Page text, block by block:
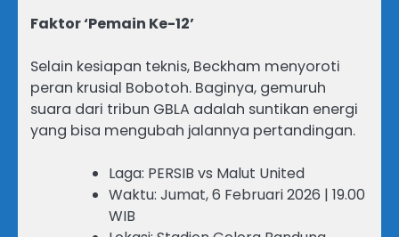
Faktor ‘Pemain Ke-12’
Selain kesiapan teknis, Beckham menyoroti
peran krusial Bobotoh. Baginya, gemuruh
suara dari tribun GBLA adalah suntikan energi
yang bisa mengubah jalannya pertandingan.
Laga: PERSIB vs Malut United
Waktu: Jumat, 6 Februari 2026 | 19.00
WIB